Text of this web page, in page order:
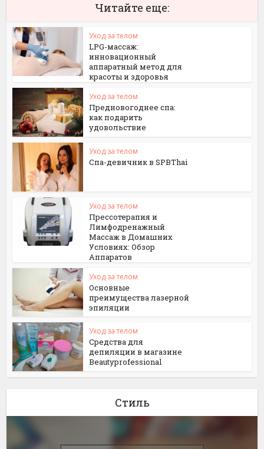
Читайте еще:
Уход за телом
LPG-массаж:
инновационный
аппаратный метод для
красоты и здоровья
Уход за телом
Предновогоднее спа:
как подарить
удовольствие
Уход за телом
Спа-девичник в SPBThai
Уход за телом
Прессотерапия и
Лимфодренажный
Массаж в Домашних
Условиях: Обзор
Аппаратов
Уход за телом
Основные
преимущества лазерной
эпиляции
Уход за телом
Средства для
депиляции в магазине
Beautyprofessional
Стиль